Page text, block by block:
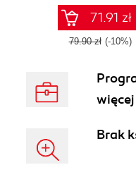
71.91 zł
79.90 zł (-10%)
Brak